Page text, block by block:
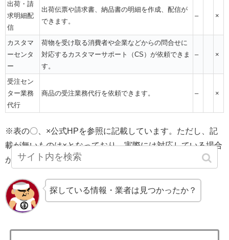
出荷・請
求明細配
信
出荷伝票や請求書、納品書の明細を作成、配信が
できます。
– ×
カスタマ
ーセンタ
ー
荷物を受け取る消費者や企業などからの問合せに
対応するカスタマーサポート（CS）が依頼できま
す。
– ×
受注セン
ター業務
代行
商品の受注業務代行を依頼できます。 – ×
※表の〇、×公式HPを参照に記載しています。ただし、記
載が無いものは×となっており、実際には対応している場合
がありますので、直接企業の方へお問合せください。
探している情報・業者は見つかったか？